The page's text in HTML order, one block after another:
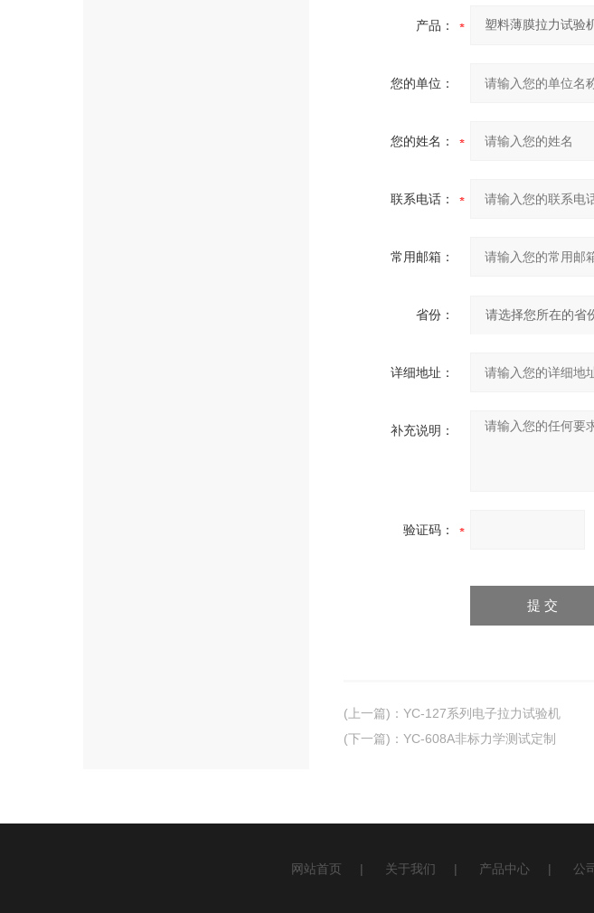
产品：
您的单位：
您的姓名：
联系电话：
常用邮箱：
省份：
详细地址：
补充说明：
验证码：
(上一篇) ： YC-127系列电子拉力试验机
(下一篇) ： YC-608A非标力学测试定制
网站首页 | 关于我们 | 产品中心 | 公